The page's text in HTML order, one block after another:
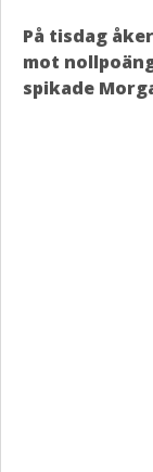
På tisdag
mot
spikade